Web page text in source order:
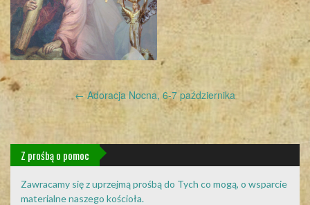
Post
navigation
←Adoracja Nocna, 6-7 października
Z prośbą o pomoc
Zawracamy się z uprzejmą prośbą do Tych co mogą, o wsparcie
materialne naszego kościoła.